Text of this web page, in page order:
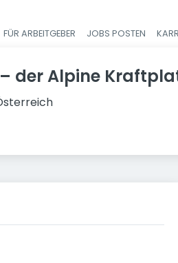
Haupt-
FÜR ARBEITGEBER JOBS POSTEN
der Alpine